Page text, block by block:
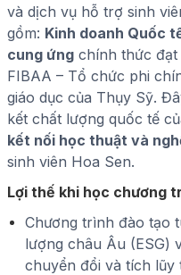
và dịch vụ hỗ trợ sinh
gồm: Kinh doanh Quốc
cung ứngchính thức đạt
FIBAA – Tổ chức phi
giáo dục của Thụy Sỹ.
kết chất lượng quốc tế
kết nối học thuật và
sinh viên Hoa Sen.
Lợi thế khi học chương
Chương trình đào tạo
lượng châu Âu (ESG)
chuyển đổi và tích lũy